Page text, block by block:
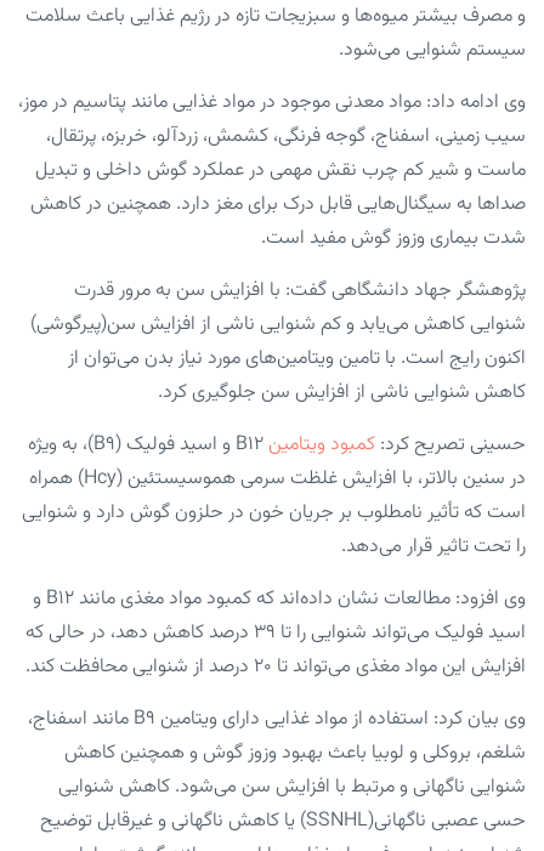
و مصرف بیشتر میوه‌ها و سبزیجات تازه در رژیم غذایی باعث سلامت
سیستم شنوایی می‌شود.
وی ادامه داد: مواد معدنی موجود در مواد غذایی مانند پتاسیم در موز،
سیب زمینی، اسفناج، گوجه فرنگی، کشمش، زردآلو، خربزه، پرتقال،
ماست و شیر کم چرب نقش مهمی در عملکرد گوش داخلی و تبدیل
صداها به سیگنال‌هایی قابل درک برای مغز دارد. همچنین در کاهش
شدت بیماری وزوز گوش مفید است.
پژوهشگر جهاد دانشگاهی گفت: با افزایش سن به مرور قدرت
شنوایی کاهش می‌یابد و کم شنوایی ناشی از افزایش سن(پیرگوشی)
اکنون رایج است. با تامین ویتامین‌های مورد نیاز بدن می‌توان از
کاهش شنوایی ناشی از افزایش سن جلوگیری کرد.
حسینی تصریح کرد: کمبود ویتامین
B۱۲ و اسید فولیک (B۹)، به ویژه
در سنین بالاتر، با افزایش غلظت سرمی هموسیستئین (Hcy) همراه
است که تأثیر نامطلوب بر جریان خون در حلزون گوش دارد و شنوایی
را تحت تاثیر قرار می‌دهد.
وی افزود: مطالعات نشان داده‌اند که کمبود مواد مغذی مانند B۱۲ و
اسید فولیک می‌تواند شنوایی را تا ۳۹ درصد کاهش دهد، در حالی که
افزایش این مواد مغذی می‌تواند تا ۲۰ درصد از شنوایی محافظت کند.
وی بیان کرد: استفاده از مواد غذایی دارای ویتامین B۹ مانند اسفناج،
شلغم، بروکلی و لوبیا باعث بهبود وزوز گوش و همچنین کاهش
شنوایی ناگهانی و مرتبط با افزایش سن می‌شود. کاهش شنوایی
حسی عصبی ناگهانی(SSNHL) یا کاهش ناگهانی و غیرقابل توضیح